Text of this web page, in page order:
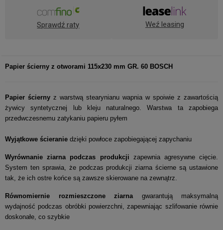
Sprawdź raty Weź leasing
Papier ścierny z otworami 115x230 mm GR. 60 BOSCH
Papier ścierny z warstwą stearynianu wapnia w spoiwie z zawartością
żywicy syntetycznej lub kleju naturalnego. Warstwa ta zapobiega
przedwczesnemu zatykaniu papieru pyłem
Wyjątkowe ścieranie dzięki powłoce zapobiegającej zapychaniu
Wyrównanie ziarna podczas produkcji zapewnia agresywne cięcie.
System ten sprawia, że podczas produkcji ziarna ścierne są ustawione
tak, że ich ostre końce są zawsze skierowane na zewnątrz.
Równomiernie rozmieszczone ziarna gwarantują maksymalną
wydajność podczas obróbki powierzchni, zapewniając szlifowanie równie
doskonałe, co szybkie